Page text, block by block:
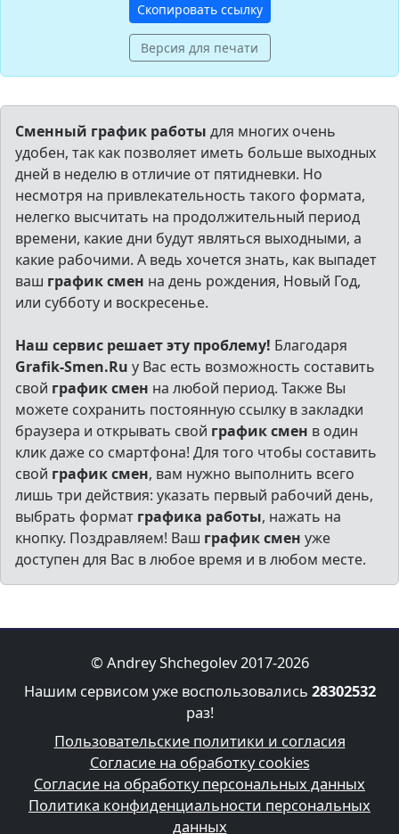
Скопировать ссылку
Версия для печати
Сменный график работы для многих очень
удобен, так как позволяет иметь больше выходных
дней в неделю в отличие от пятидневки. Но
несмотря на привлекательность такого формата,
нелегко высчитать на продолжительный период
времени, какие дни будут являться выходными, а
какие рабочими. А ведь хочется знать, как выпадет
ваш график смен на день рождения, Новый Год,
или субботу и воскресенье.
Наш сервис решает эту проблему! Благодаря
Grafik-Smen.Ru у Вас есть возможность составить
свой график смен на любой период. Также Вы
можете сохранить постоянную ссылку в закладки
браузера и открывать свой график смен в один
клик даже со смартфона! Для того чтобы составить
свой график смен, вам нужно выполнить всего
лишь три действия: указать первый рабочий день,
выбрать формат графика работы, нажать на
кнопку. Поздравляем! Ваш график смен уже
доступен для Вас в любое время и в любом месте.
© Andrey Shchegolev 2017-2026
Нашим сервисом уже воспользовались 28302532
раз!
Пользовательские политики и согласия
Согласие на обработку cookies
Согласие на обработку персональных данных
Политика конфиденциальности персональных
данных